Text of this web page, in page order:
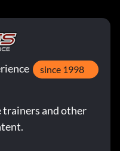
since 1998
trainers and other